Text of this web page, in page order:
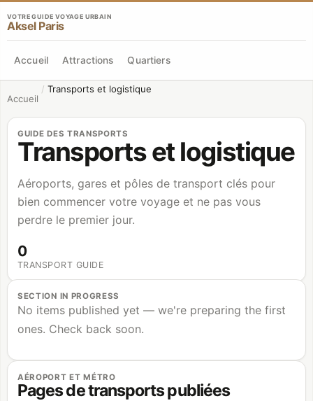
VOTRE GUIDE VOYAGE URBAIN
Aksel Paris
Accueil Attractions Quartiers
Accueil
/ Transports et logistique
GUIDE DES TRANSPORTS
Transports et logistique
Aéroports, gares et pôles de transport clés pour
bien commencer votre voyage et ne pas vous
perdre le premier jour.
0
TRANSPORT GUIDE
SECTION IN PROGRESS
No items published yet — we're preparing the first
ones. Check back soon.
AÉROPORT ET MÉTRO
Pages de transports publiées